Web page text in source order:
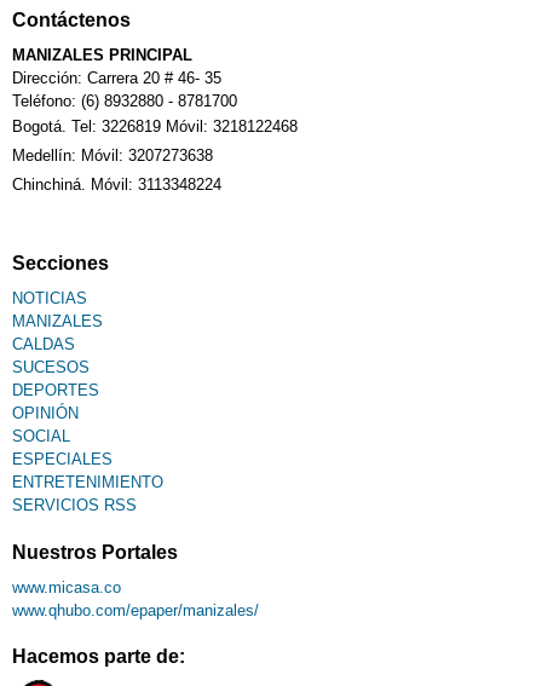
Contáctenos
MANIZALES PRINCIPAL
Dirección: Carrera 20 # 46- 35
Teléfono: (6) 8932880 - 8781700
Bogotá. Tel: 3226819 Móvil: 3218122468
Medellín: Móvil: 3207273638
Chinchiná. Móvil: 3113348224
Secciones
NOTICIAS
MANIZALES
CALDAS
SUCESOS
DEPORTES
OPINIÓN
SOCIAL
ESPECIALES
ENTRETENIMIENTO
SERVICIOS RSS
Nuestros Portales
www.micasa.co
www.qhubo.com/epaper/manizales/
Hacemos parte de: